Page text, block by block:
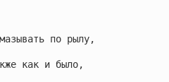
по рылу,
как и было,